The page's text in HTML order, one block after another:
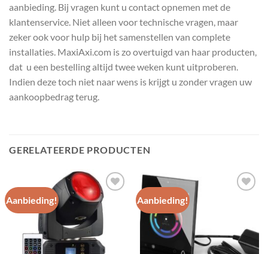
aanbieding. Bij vragen kunt u contact opnemen met de
klantenservice. Niet alleen voor technische vragen, maar
zeker ook voor hulp bij het samenstellen van complete
installaties. MaxiAxi.com is zo overtuigd van haar producten,
dat u een bestelling altijd twee weken kunt uitproberen.
Indien deze toch niet naar wens is krijgt u zonder vragen uw
aankoopbedrag terug.
GERELATEERDE PRODUCTEN
Aanbieding!
Toevoegen
aan
wenslijst
Aanbieding!
wenslijst